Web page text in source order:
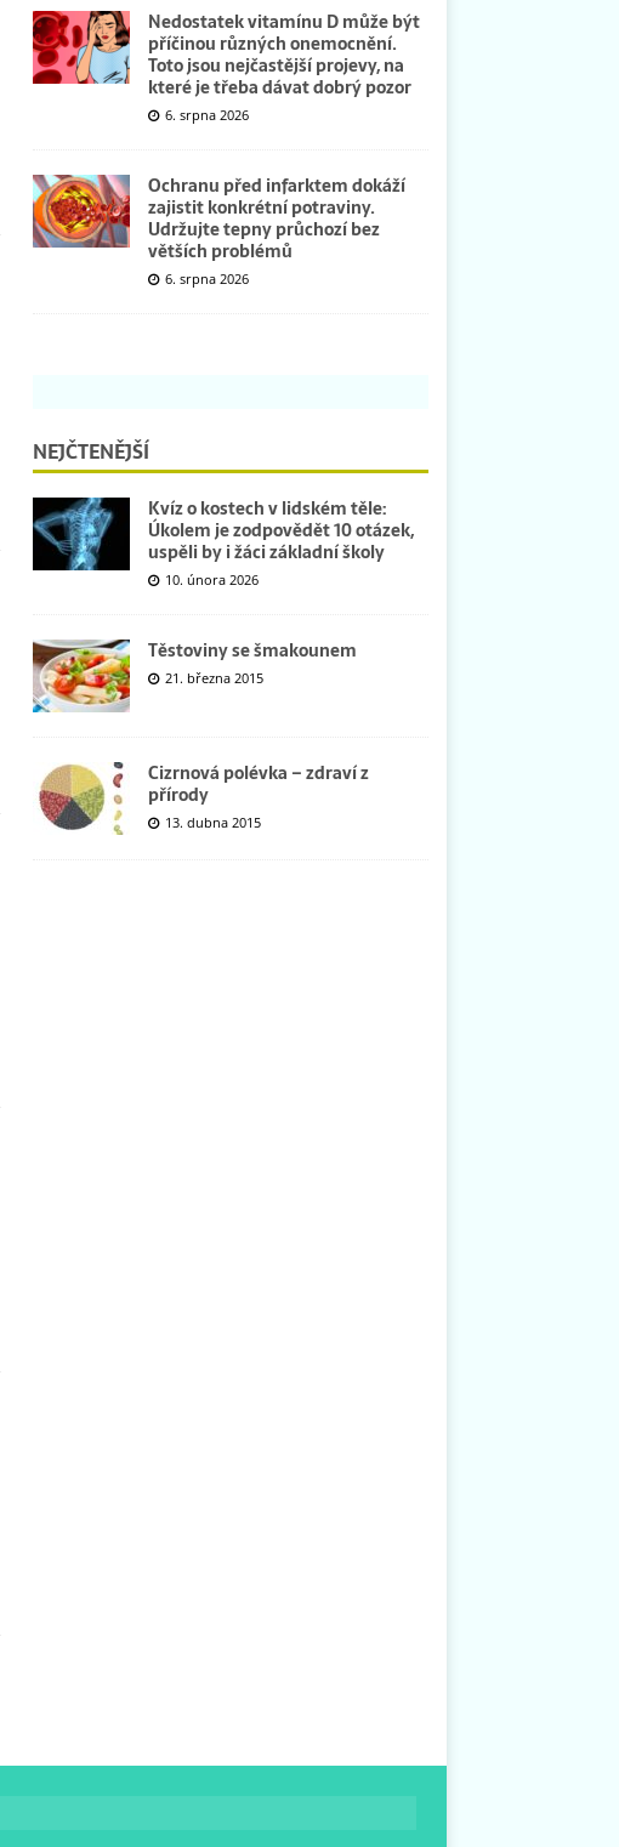
Nedostatek vitamínu D může být
příčinou různých onemocnění.
Toto jsou nejčastější projevy, na
které je třeba dávat dobrý pozor
6. srpna 2026
Ochranu před infarktem dokáží
zajistit konkrétní potraviny.
Udržujte tepny průchozí bez
větších problémů
6. srpna 2026
NEJČTENĚJŠÍ
Kvíz o kostech v lidském těle:
Úkolem je zodpovědět 10 otázek,
uspěli by i žáci základní školy
10. února 2026
Těstoviny se šmakounem
21. března 2015
Cizrnová polévka – zdraví z
přírody
13. dubna 2015